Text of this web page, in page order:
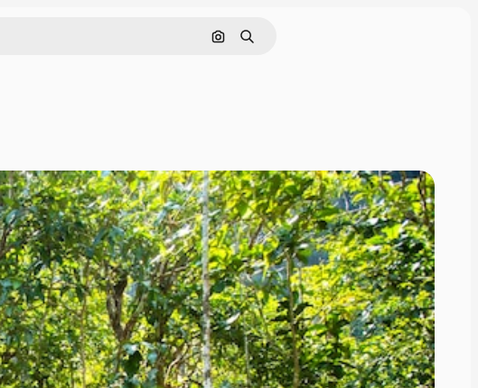
Cerca per immagine
Ricerca